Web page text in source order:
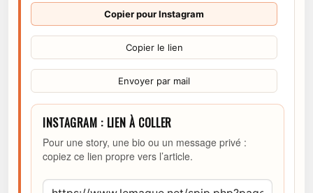
Copier pour Instagram
Copier le lien
Envoyer par mail
INSTAGRAM : LIEN À COLLER
Pour une story, une bio ou un message privé :
copiez ce lien propre vers l’article.